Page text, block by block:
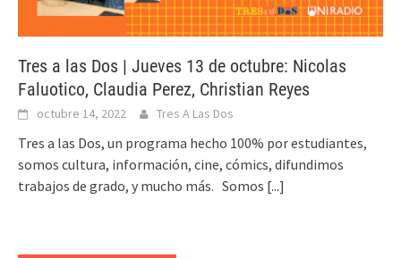
Tres a las Dos | Jueves 13 de octubre: Nicolas
Faluotico, Claudia Perez, Christian Reyes
octubre 14, 2022 Tres A Las Dos
Tres a las Dos, un programa hecho 100% por estudiantes,
somos cultura, información, cine, cómics, difundimos
trabajos de grado, y mucho más. Somos [...]